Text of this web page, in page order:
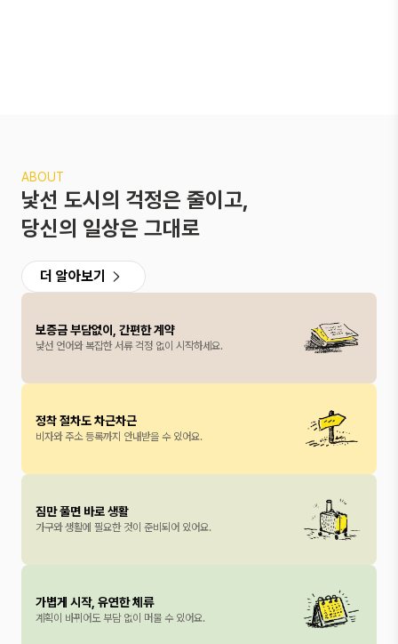
ABOUT
낯선 도시의 걱정은 줄이고,
당신의 일상은 그대로
더 알아보기
보증금 부담없이, 간편한 계약
낯선 언어와 복잡한 서류 걱정 없이 시작하세요.
정착 절차도 차근차근
비자와 주소 등록까지 안내받을 수 있어요.
짐만 풀면 바로 생활
가구와 생활에 필요한 것이 준비되어 있어요.
가볍게 시작, 유연한 체류
계획이 바뀌어도 부담 없이 머물 수 있어요.